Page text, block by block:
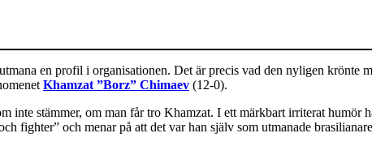
en profil i organisationen. Det är precis vad den nyligen krönte
Khamzat ”Borz” Chimaev (12-0).
inte stämmer, om man får tro Khamzat. I ett märkbart irriterat humör
fighter” och menar på att det var han själv som utmanade